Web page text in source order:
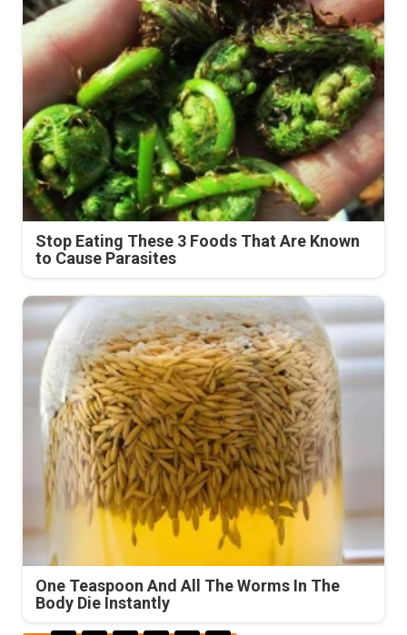
Stop Eating These 3 Foods That Are Known
to Cause Parasites
One Teaspoon And All The Worms In The
Body Die Instantly